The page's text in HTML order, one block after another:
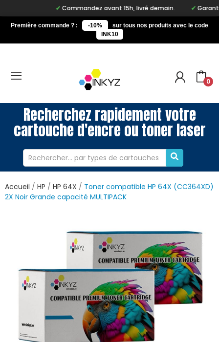
Commandez avant 15h, livré demain. Garantie
Première commande ? : -10%
sur tous nos produits avec le code
INK10
0
Recherchez rapidement votre
cartouche d'encre ou toner laser
Accueil HP HP 64X
Toner compatible HP 64X (CC364XD)
2X Noir Grande capacité MULTIPACK